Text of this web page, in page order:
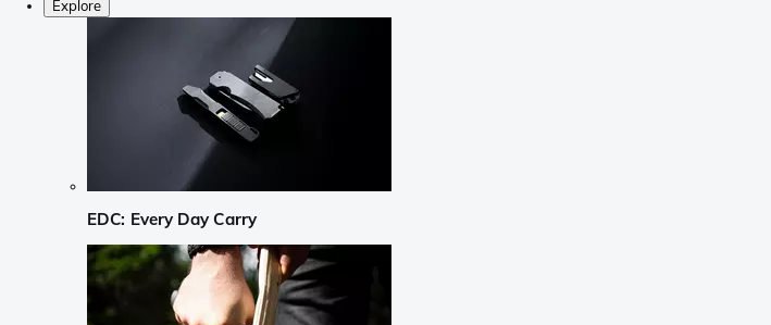
Explore
EDC: Every Day Carry